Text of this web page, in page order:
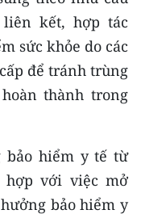
kết, hợp tác
sức khỏe do các
để tránh trùng
thành trong
bảo hiểm y tế từ
hợp với việc mở
bảo hiểm y